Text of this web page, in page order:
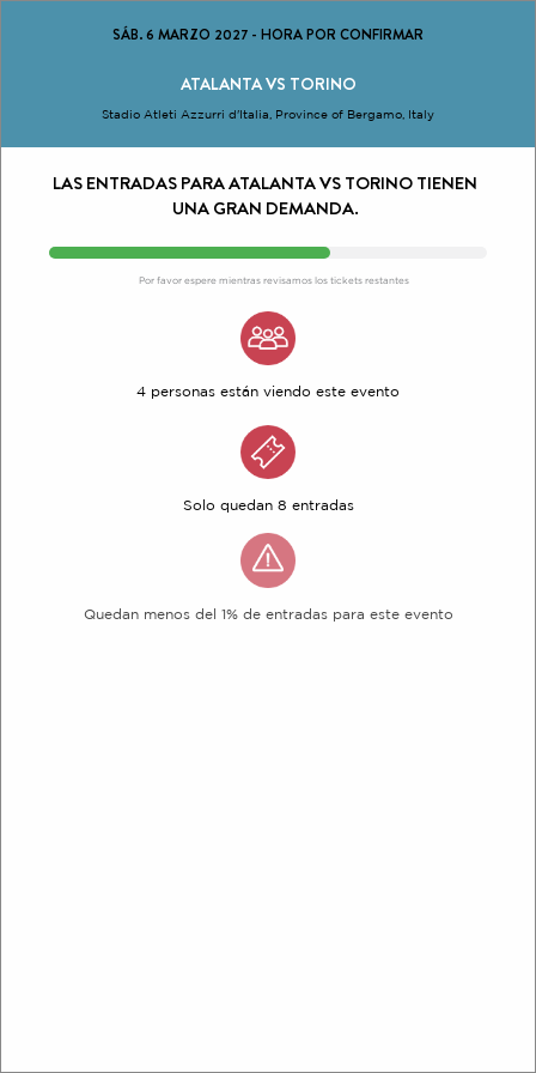
SÁB. 6 MARZO 2027 - HORA POR CONFIRMAR
ATALANTA VS TORINO
Stadio Atleti Azzurri d'Italia, Province of Bergamo, Italy
LAS ENTRADAS PARA ATALANTA VS TORINO TIENEN
UNA GRAN DEMANDA.
Por favor espere mientras revisamos los tickets restantes
4 personas están viendo este evento
Solo quedan 8 entradas
Quedan menos del 1% de entradas para este evento